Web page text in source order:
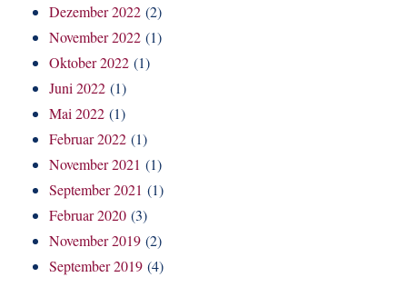
Dezember 2022 (2)
November 2022 (1)
Oktober 2022 (1)
Juni 2022 (1)
Mai 2022 (1)
Februar 2022 (1)
November 2021 (1)
September 2021 (1)
Februar 2020 (3)
November 2019 (2)
September 2019 (4)